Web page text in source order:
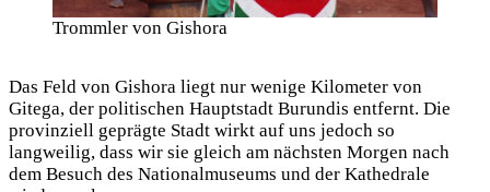
Trommler von Gishora
Das Feld von Gishora liegt nur wenige Kilometer von
Gitega, der politischen Hauptstadt Burundis entfernt. Die
provinziell geprägte Stadt wirkt auf uns jedoch so
langweilig, dass wir sie gleich am nächsten Morgen nach
dem Besuch des Nationalmuseums und der Kathedrale